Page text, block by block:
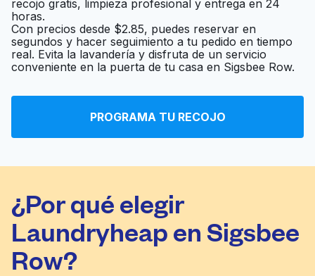
Dry Cleaning
Johnnie & Ivy's Wash
House
Ir al sitio web
The Wash House Ir al sitio web
recojo gratis, limpieza profesional y entrega en 24
horas.
Con precios desde $2.85, puedes reservar en
segundos y hacer seguimiento a tu pedido en tiempo
real. Evita la lavandería y disfruta de un servicio
conveniente en la puerta de tu casa en Sigsbee Row.
PROGRAMA TU RECOJO
¿Por qué elegir
Laundryheap en Sigsbee
Row?